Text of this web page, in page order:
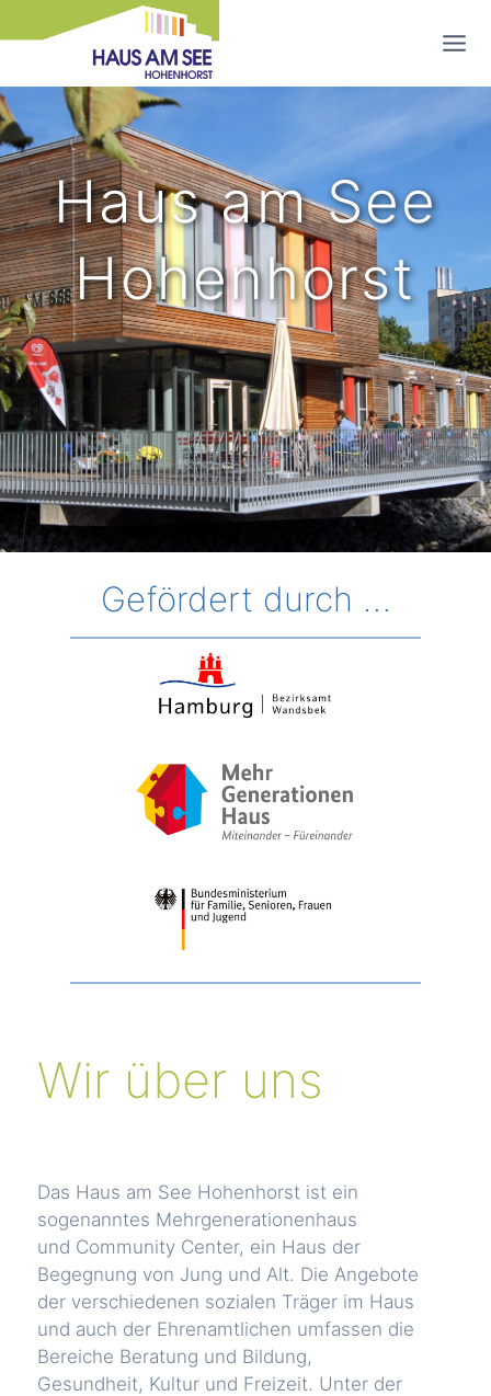
Inhalt
Haus am See
Hohenhorst
Gefördert durch …
Wir über uns
Das Haus am See Hohenhorst ist ein
sogenanntes Mehrgenerationenhaus
und Community Center, ein Haus der
Begegnung von Jung und Alt. Die Angebote
der verschiedenen sozialen Träger im Haus
und auch der Ehrenamtlichen umfassen die
Bereiche Beratung und Bildung,
Gesundheit, Kultur und Freizeit. Unter der